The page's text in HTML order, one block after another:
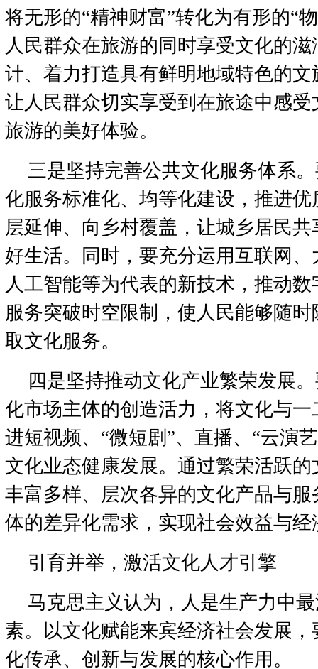
将无形的“精神财富”转化为有形的“
人民群众在旅游的同时享受文化的
计、着力打造具有鲜明地域特色的
让人民群众切实享受到在旅途中感
旅游的美好体验。
三是坚持完善公共文化服务体系
化服务标准化、均等化建设，推进
层延伸、向乡村覆盖，让城乡居民
好生活。同时，要充分运用互联网、
人工智能等为代表的新技术，推动
服务突破时空限制，使人民能够随
取文化服务。
四是坚持推动文化产业繁荣发展
化市场主体的创造活力，将文化与
进短视频、“微短剧”、直播、“云演
文化业态健康发展。通过繁荣活跃
丰富多样、层次各异的文化产品与
体的差异化需求，实现社会效益与
引育并举，激活文化人才引擎
马克思主义认为，人是生产力中
素。以文化赋能来宾经济社会发展
化传承、创新与发展的核心作用。